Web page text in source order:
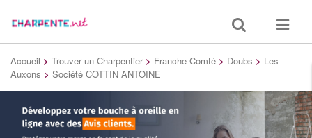
Toggle
search
Toggle
Accueil > Trouver un Charpentier > Franche-Comté > Doubs > Les-
Auxons > Société COTTIN ANTOINE